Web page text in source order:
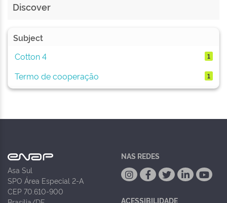
Discover
Subject
Cotton 4
1
Termo de cooperação 1
Asa Sul
SPO Área Especial 2-A
CEP 70.610-900
NAS REDES
ACESSIBILIDADE